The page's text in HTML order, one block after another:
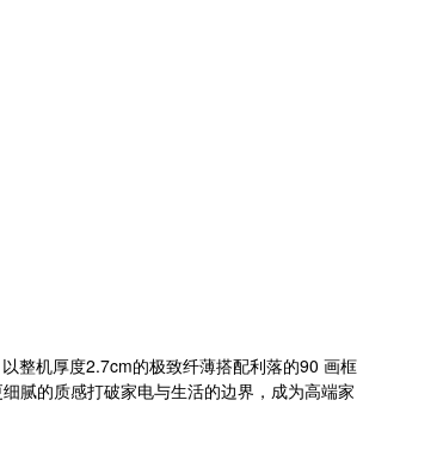
整机厚度2.7cm的极致纤薄搭配利落的90 画框
腻的质感打破家电与生活的边界，成为高端家